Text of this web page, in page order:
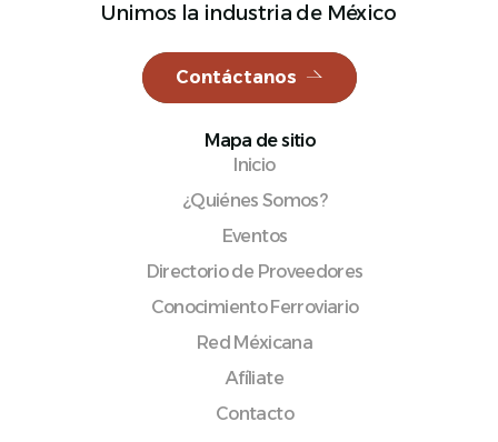
Unimos la industria de México
Contáctanos
Mapa de sitio
Inicio
¿Quiénes Somos?
Eventos
Directorio de Proveedores
Conocimiento Ferroviario
Red Méxicana
Afíliate
Contacto